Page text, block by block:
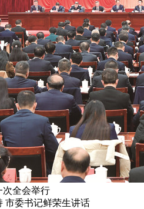
次全会举行
市委书记鲜荣生讲话